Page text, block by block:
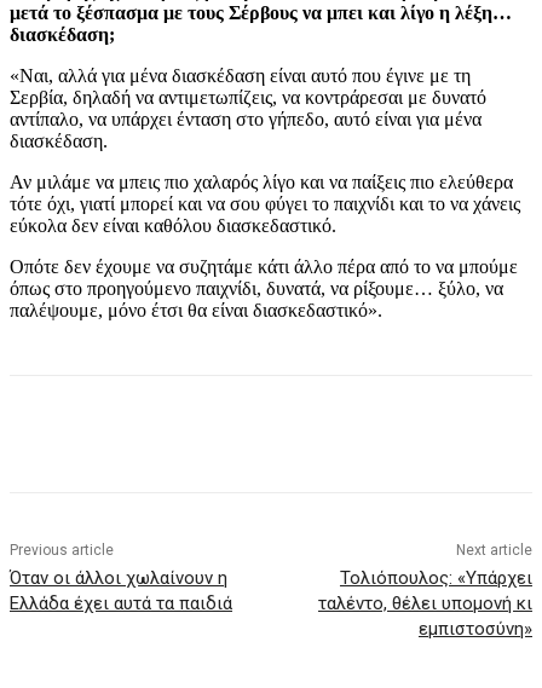
μετά το ξέσπασμα με τους Σέρβους να μπει και λίγο η λέξη…
διασκέδαση;
«Ναι, αλλά για μένα διασκέδαση είναι αυτό που έγινε με τη
Σερβία, δηλαδή να αντιμετωπίζεις, να κοντράρεσαι με δυνατό
αντίπαλο, να υπάρχει ένταση στο γήπεδο, αυτό είναι για μένα
διασκέδαση.
Αν μιλάμε να μπεις πιο χαλαρός λίγο και να παίξεις πιο ελεύθερα
τότε όχι, γιατί μπορεί και να σου φύγει το παιχνίδι και το να χάνεις
εύκολα δεν είναι καθόλου διασκεδαστικό.
Οπότε δεν έχουμε να συζητάμε κάτι άλλο πέρα από το να μπούμε
όπως στο προηγούμενο παιχνίδι, δυνατά, να ρίξουμε… ξύλο, να
παλέψουμε, μόνο έτσι θα είναι διασκεδαστικό».
Previous article
Όταν οι άλλοι χωλαίνουν η
Ελλάδα έχει αυτά τα παιδιά
Next article
Τολιόπουλος: «Υπάρχει
ταλέντο, θέλει υπομονή κι
εμπιστοσύνη»